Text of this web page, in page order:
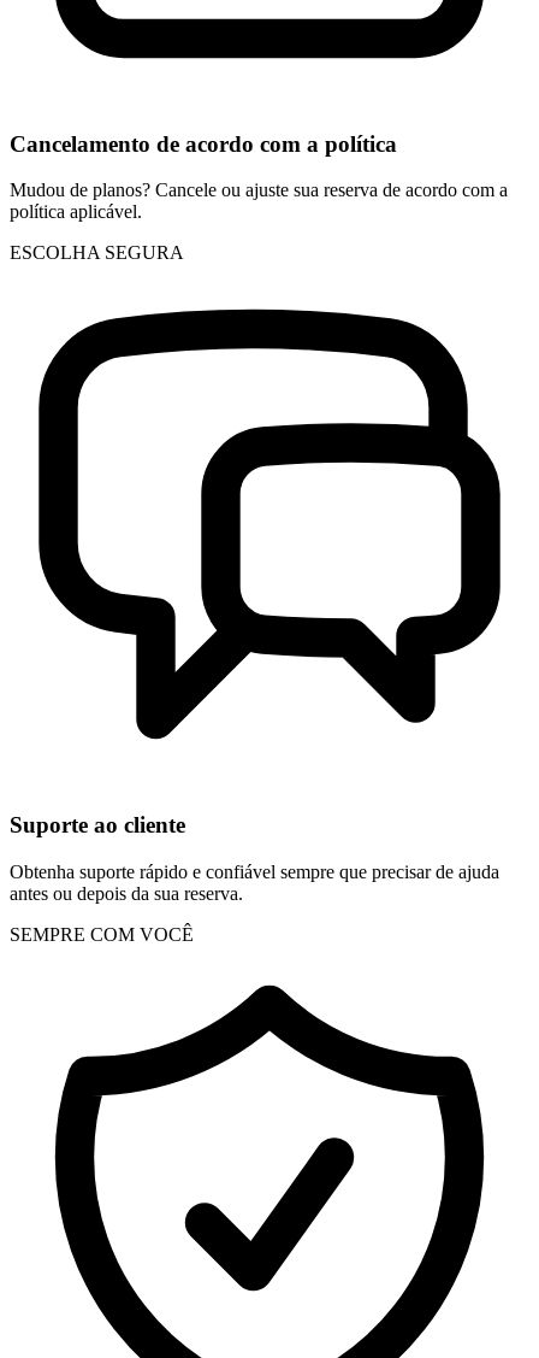
Cancelamento de acordo com a política
Mudou de planos? Cancele ou ajuste sua reserva de acordo com a
política aplicável.
ESCOLHA SEGURA
Suporte ao cliente
Obtenha suporte rápido e confiável sempre que precisar de ajuda
antes ou depois da sua reserva.
SEMPRE COM VOCÊ